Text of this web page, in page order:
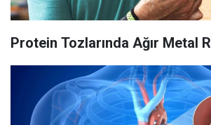
Protein Tozlarında Ağır Metal